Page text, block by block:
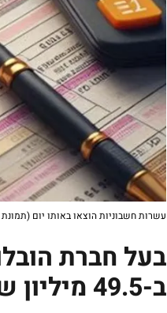
עשרות חשבוניות הוצאו באותו יום (תמונת AI)
בעל חברת
ב-49.5 מיליון שקלים